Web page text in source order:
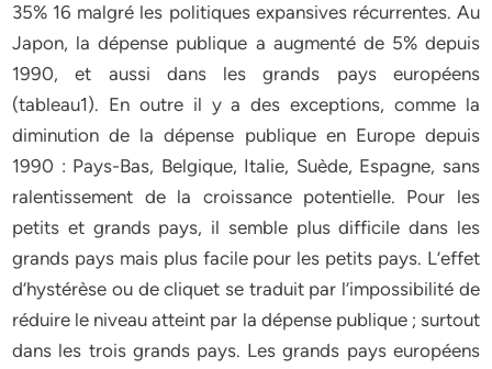
35% 16 malgré les politiques expansives récurrentes. Au
Japon, la dépense publique a augmenté de 5% depuis
1990, et aussi dans les grands pays européens
(tableau1). En outre il y a des exceptions, comme la
diminution de la dépense publique en Europe depuis
1990 : Pays-Bas, Belgique, Italie, Suède, Espagne, sans
ralentissement de la croissance potentielle. Pour les
petits et grands pays, il semble plus difficile dans les
grands pays mais plus facile pour les petits pays. L’effet
d’hystérèse ou de cliquet se traduit par l’impossibilité de
réduire le niveau atteint par la dépense publique ; surtout
dans les trois grands pays. Les grands pays européens